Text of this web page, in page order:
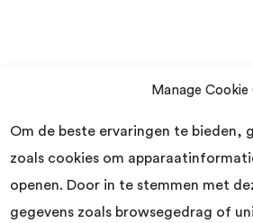
Manage Cookie
Om de beste ervaringen te bieden,
zoals cookies om
openen. Door in te stemmen met
gegevens zoals browsegedrag of
FAIR
Contact